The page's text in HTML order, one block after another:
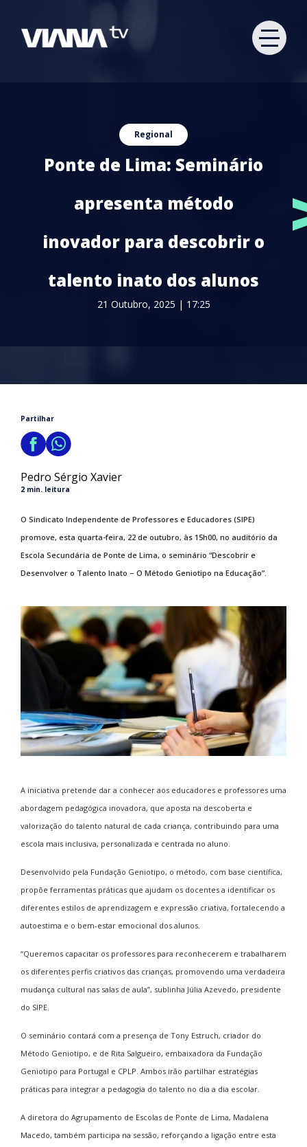
Regional
Ponte de Lima: Seminário
apresenta método
inovador para descobrir o
talento inato dos alunos
21 Outubro, 2025 | 17:25
Partilhar
Pedro Sérgio Xavier
2 min. leitura
O Sindicato Independente de Professores e Educadores (SIPE)
promove, esta quarta-feira, 22 de outubro, às 15h00, no auditório da
Escola Secundária de Ponte de Lima, o seminário “Descobrir e
Desenvolver o Talento Inato – O Método Geniotipo na Educação”.
A iniciativa pretende dar a conhecer aos educadores e professores uma
abordagem pedagógica inovadora, que aposta na descoberta e
valorização do talento natural de cada criança, contribuindo para uma
escola mais inclusiva, personalizada e centrada no aluno.
Desenvolvido pela Fundação Geniotipo, o método, com base científica,
propõe ferramentas práticas que ajudam os docentes a identificar os
diferentes estilos de aprendizagem e expressão criativa, fortalecendo a
autoestima e o bem-estar emocional dos alunos.
“Queremos capacitar os professores para reconhecerem e trabalharem
os diferentes perfis criativos das crianças, promovendo uma verdadeira
mudança cultural nas salas de aula”, sublinha Júlia Azevedo, presidente
do SIPE.
O seminário contará com a presença de Tony Estruch, criador do
Método Geniotipo, e de Rita Salgueiro, embaixadora da Fundação
Geniotipo para Portugal e CPLP. Ambos irão partilhar estratégias
práticas para integrar a pedagogia do talento no dia a dia escolar.
A diretora do Agrupamento de Escolas de Ponte de Lima, Madalena
Macedo, também participa na sessão, reforçando a ligação entre esta